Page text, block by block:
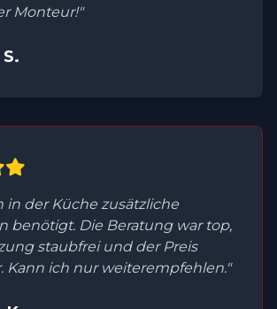
Monteur!"
in der Küche zusätzliche
benötigt. Die Beratung war top,
staubfrei und der Preis
Kann ich nur weiterempfehlen."